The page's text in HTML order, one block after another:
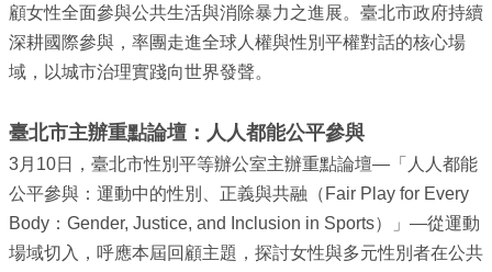
會
性
別
善
廁
所
認
證
畫
顧女性全面參與公共生活與消除暴力之進展。臺北市政府持續
深耕國際參與，率團走進全球人權與性別平權對話的核心場
域，以城市治理實踐向世界發聲。
臺北市主辦重點論壇：人人都能公平參與
3月10日，臺北市性別平等辦公室主辦重點論壇—「人人都能
公平參與：運動中的性別、正義與共融（Fair Play for Every
Body：Gender, Justice, and Inclusion in Sports）」—從運動
場域切入，呼應本屆回顧主題，探討女性與多元性別者在公共